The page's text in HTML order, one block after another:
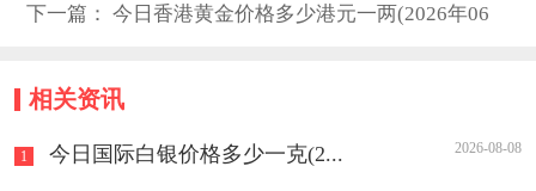
日)
下一篇：今日香港黄金价格多少港元一两(2026年06
相关资讯
1 今日国际白银价格多少一克(2... 2026-08-08